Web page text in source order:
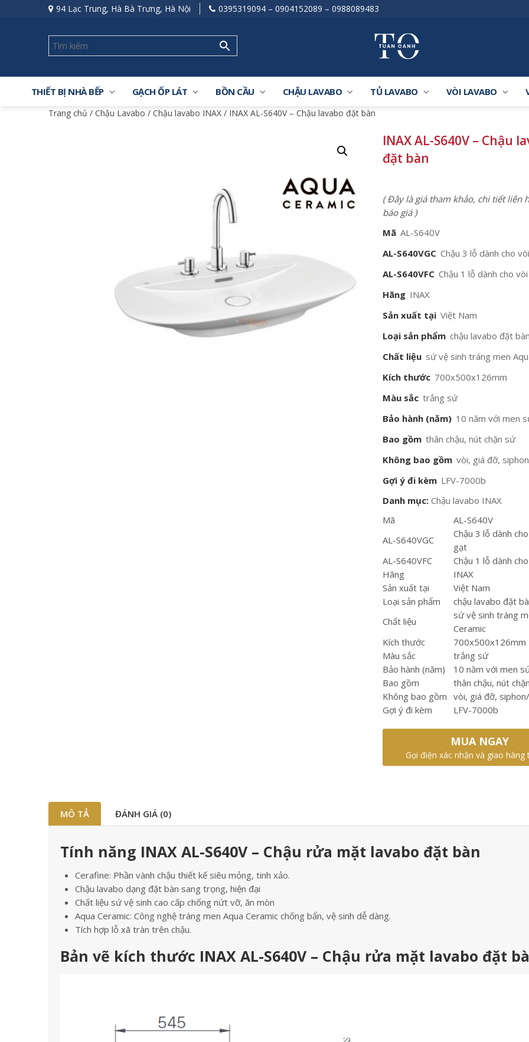
94 Lạc Trung, Hà Bà Trưng, Hà Nội 0395319094 – 0904152089 – 0988089483
THIẾT BỊ NHÀ BẾP GẠCH ỐP LÁT BỒN CẦU CHẬU LAVABO TỦ LAVABO VÒI LAVABO
Trang chủ / Chậu Lavabo / Chậu lavabo INAX / INAX AL-S640V – Chậu lavabo đặt bàn
INAX AL-S640V – Chậu
đặt bàn
( Đây là giá tham khảo, chi tiết liên
báo giá )
Mã AL-S640V
AL-S640VGC Chậu 3 lỗ dành cho
AL-S640VFC Chậu 1 lỗ dành cho
Hãng INAX
Sản xuất tại Việt Nam
Loại sản phẩm chậu lavabo đặt
Chất liệu sứ vệ sinh tráng men
Kích thước 700x500x126mm
Màu sắc trắng sứ
Bảo hành (năm) 10 năm với men
Bao gồm thân chậu, nút chặn sứ
Không bao gồm vòi, giá đỡ,
Gợi ý đi kèm LFV-7000b
Danh mục: Chậu lavabo INAX
Mã
AL-S640V
AL-S640VGC
Chậu 3 lỗ dành
gạt
AL-S640VFC
Chậu 1 lỗ dành
Hãng
INAX
Sản xuất tại
Việt Nam
Loại sản phẩm
chậu lavabo đặt
Chất liệu
sứ vệ sinh tráng
Ceramic
Kích thước
700x500x126mm
Màu sắc
trắng sứ
Bảo hành (năm)
10 năm với men
Bao gồm
thân chậu, nút
Không bao gồm
vòi, giá đỡ,
Gợi ý đi kèm
LFV-7000b
MUA NGAY
Gọi điện xác nhận và giao hàng
MÔ TẢ ĐÁNH GIÁ (0)
Tính năng INAX AL-S640V – Chậu rửa mặt lavabo đặt bàn
Cerafine: Phần vành chậu thiết kế siêu mỏng, tinh xảo.
Chậu lavabo dạng đặt bàn sang trọng, hiện đại
Chất liệu sứ vệ sinh cao cấp chống nứt vỡ, ăn mòn
Aqua Ceramic: Công nghệ tráng men Aqua Ceramic chống bẩn, vệ sinh dễ dàng.
Tích hợp lỗ xã tràn trên chậu.
Bản vẽ kích thước INAX AL-S640V – Chậu rửa mặt lavabo đặt